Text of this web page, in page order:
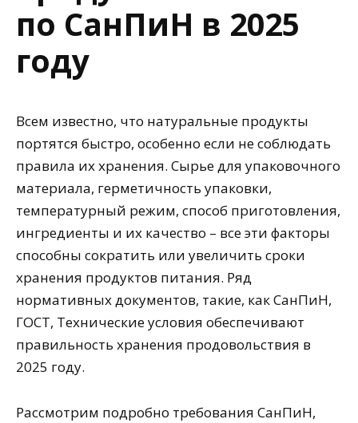
по СанПиН в 2025
году
Всем известно, что натуральные продукты
портятся быстро, особенно если не соблюдать
правила их хранения. Сырье для упаковочного
материала, герметичность упаковки,
температурный режим, способ приготовления,
ингредиенты и их качество – все эти факторы
способны сократить или увеличить сроки
хранения продуктов питания. Ряд
нормативных документов, такие, как СанПиН,
ГОСТ, Технические условия обеспечивают
правильность хранения продовольствия в
2025 году.
Рассмотрим подробно требования СанПиН,